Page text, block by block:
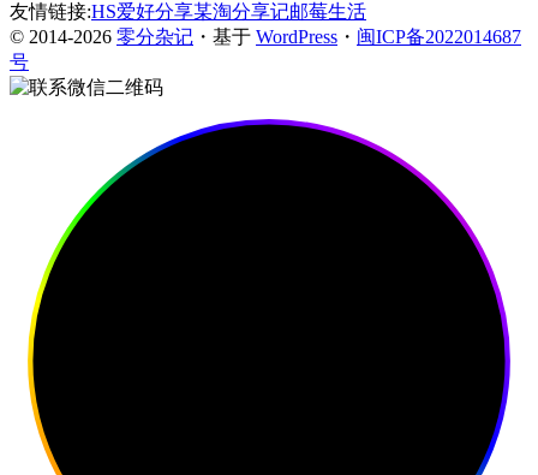
友情链接:HS爱好分享某淘分享记邮莓生活
© 2014-2026 零分杂记 ・基于 WordPress ・ 闽ICP备2022014687
号